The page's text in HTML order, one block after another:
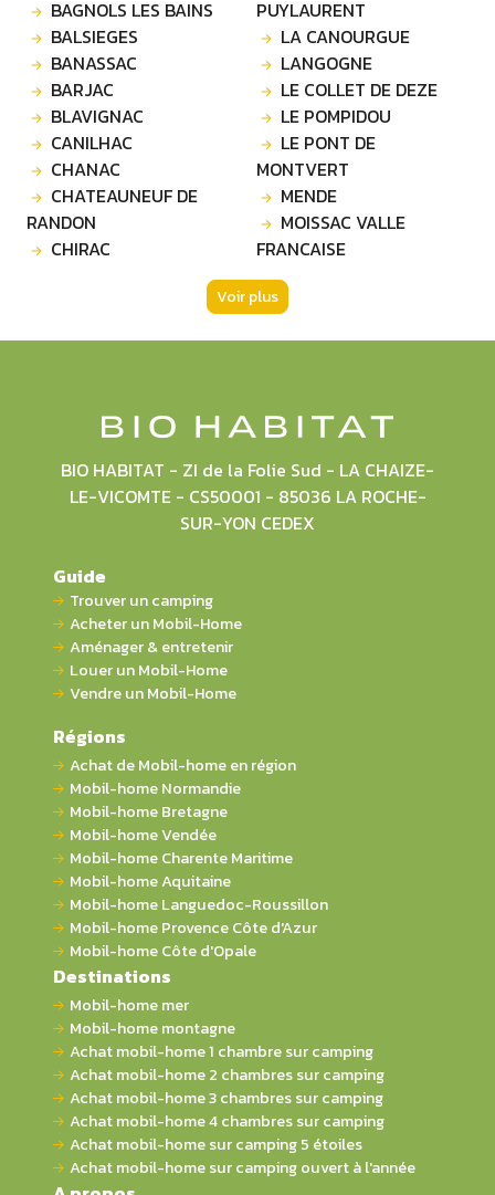
BAGNOLS LES BAINS
BALSIEGES
BANASSAC
BARJAC
BLAVIGNAC
CANILHAC
CHANAC
CHATEAUNEUF DE
RANDON
CHIRAC
PUYLAURENT
LA CANOURGUE
LANGOGNE
LE COLLET DE DEZE
LE POMPIDOU
LE PONT DE
MONTVERT
MENDE
MOISSAC VALLE
FRANCAISE
Voir plus
BIO HABITAT - ZI de la Folie Sud - LA CHAIZE-
LE-VICOMTE - CS50001 - 85036 LA ROCHE-
SUR-YON CEDEX
Guide
Trouver un camping
Acheter un Mobil-Home
Aménager & entretenir
Louer un Mobil-Home
Vendre un Mobil-Home
Régions
Achat de Mobil-home en région
Mobil-home Normandie
Mobil-home Bretagne
Mobil-home Vendée
Mobil-home Charente Maritime
Mobil-home Aquitaine
Mobil-home Languedoc-Roussillon
Mobil-home Provence Côte d'Azur
Mobil-home Côte d'Opale
Destinations
Mobil-home mer
Mobil-home montagne
Achat mobil-home 1 chambre sur camping
Achat mobil-home 2 chambres sur camping
Achat mobil-home 3 chambres sur camping
Achat mobil-home 4 chambres sur camping
Achat mobil-home sur camping 5 étoiles
Achat mobil-home sur camping ouvert à l'année